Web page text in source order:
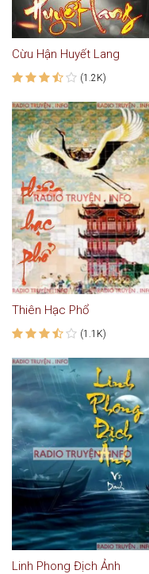
Cừu Hận Huyết Lang
(1.2K)
Thiên Hạc Phổ
(1.1K)
Linh Phong Địch Ảnh